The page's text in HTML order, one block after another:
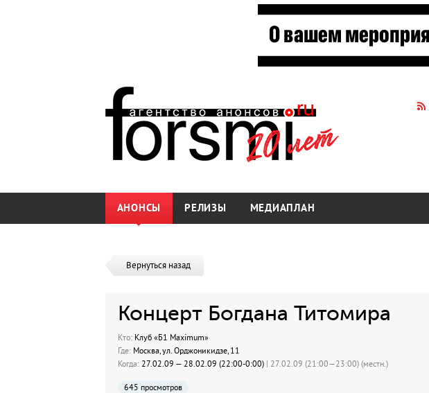
АНОНСЫ РЕЛИЗЫ МЕДИАПЛАН
Вернуться назад
Концерт Богдана Титомира
Кто:Клуб «Б1 Maximum»
Где:Москва, ул. Орджоникидзе, 11
Когда:27.02.09 — 28.02.09 (22:00-0:00) | 27.02.09 (21:00—23:00) (местн.)
645 просмотров